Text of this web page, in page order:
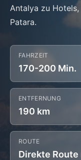
Antalya zu
Patara.
FAHRZEIT
170-200 Min.
ENTFERNUNG
190 km
ROUTE
Direkte Route